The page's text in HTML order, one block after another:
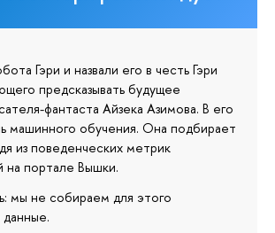
Гэри и назвали его в честь Гэри
предсказывать будущее
фантаста Айзека Азимова. В его
машинного обучения. Она подбирает
из поведенческих метрик
на портале Вышки.
мы не собираем для этого